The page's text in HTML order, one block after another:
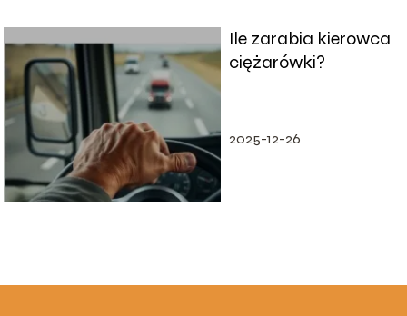
Ile zarabia kierowca
ciężarówki?
2025-12-26